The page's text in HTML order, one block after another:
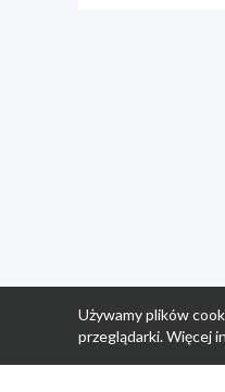
Używamy plików
przeglądarki. Więcej